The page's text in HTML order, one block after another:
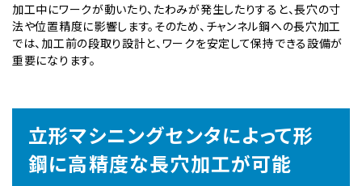
加工中にワークが動いたり、たわみが発生したりすると、長穴の寸
法や位置精度に影響します。そのため、チャンネル鋼への長穴加工
では、加工前の段取り設計と、ワークを安定して保持できる設備が
重要になります。
立形マシニングセンタによって形
鋼に高精度な長穴加工が可能